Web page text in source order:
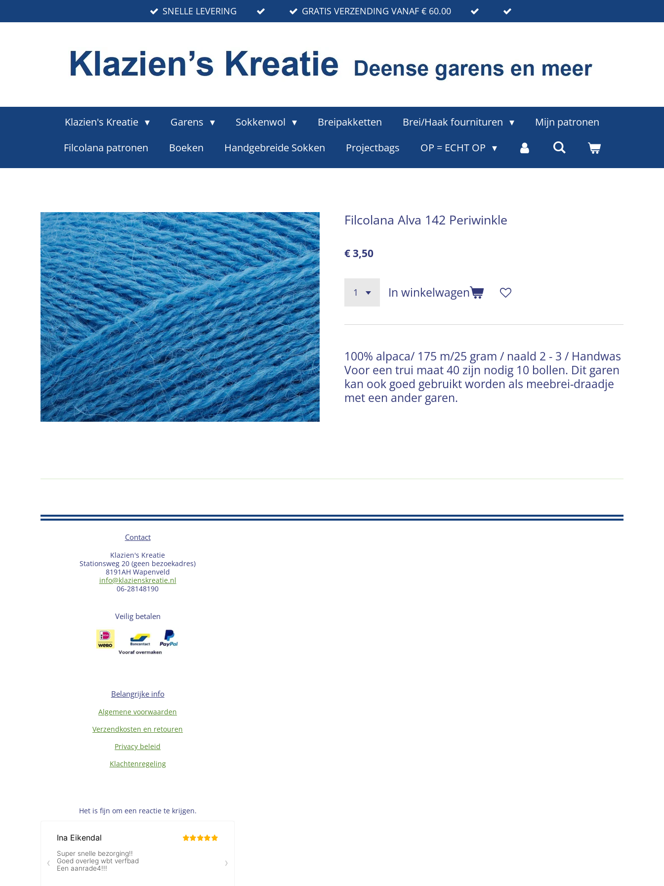
direct
SNELLE LEVERING GRATIS VERZENDING VANAF € 60.00
Klazien's Kreatie Garens Sokkenwol Breipakketten Brei/Haak fournituren
Mijn patronen
Filcolana patronen
Boeken Handgebreide Sokken Projectbags OP = ECHT OP
Filcolana Alva 142 Periwinkle
€ 3,50
In winkelwagen
100% alpaca/ 175 m/25 gram / naald 2 - 3 / Handwas
Voor een trui maat 40 zijn nodig 10 bollen. Dit garen
kan ook goed gebruikt worden als meebrei-draadje
met een ander garen.
Contact
Klazien's Kreatie
Stationsweg 20 (geen bezoekadres)
8191AH Wapenveld
info@klazienskreatie.nl
06-28148190
Veilig betalen
Belangrijke info
Algemene voorwaarden
Verzendkosten en retouren
Privacy beleid
Klachtenregeling
Het is fijn om een reactie te krijgen.